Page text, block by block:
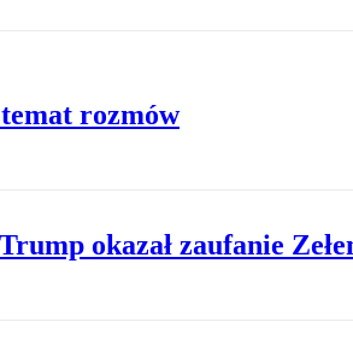
rozmów
okazał zaufanie